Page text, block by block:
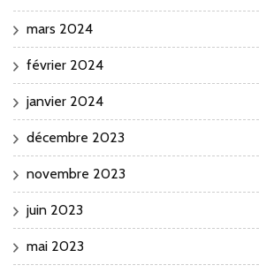
mars 2024
février 2024
janvier 2024
décembre 2023
novembre 2023
juin 2023
mai 2023